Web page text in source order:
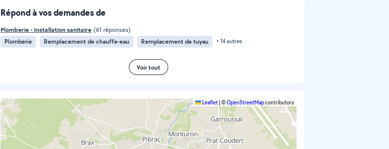
Répond à vos demandes de
Plomberie - Installation sanitaire (61 réponses)
Plomberie
Remplacement de chauffe-eau Remplacement de tuyau + 14 autres
Voir tout
Leaflet ©OpenStreetMapcontributors